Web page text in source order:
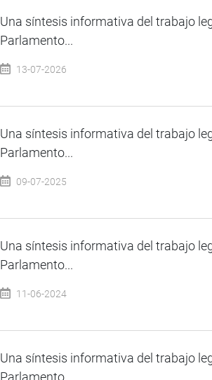
Una síntesis informativa del trabajo
Parlamento...
13-07-2026
Una síntesis informativa del trabajo
Parlamento...
09-07-2025
Una síntesis informativa del trabajo
Parlamento...
11-06-2024
Una síntesis informativa del trabajo
Parlamento...